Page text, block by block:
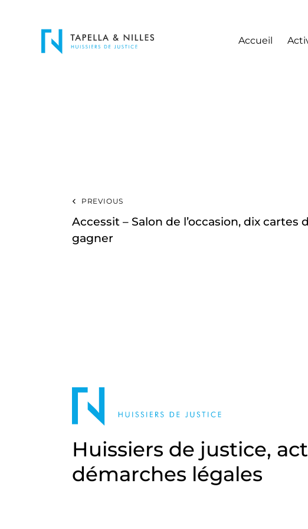
Accueil
PREVIOUS
Accessit – Salon de l’occasion, dix cartes
gagner
Huissiers de justice,
démarches légales